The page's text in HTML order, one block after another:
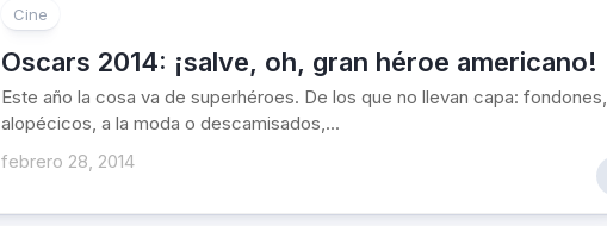
Cine
Oscars 2014: ¡salve, oh, gran héroe americano!
Este año la cosa va de superhéroes. De los que no llevan capa: fondones,
alopécicos, a la moda o descamisados,...
febrero 28, 2014